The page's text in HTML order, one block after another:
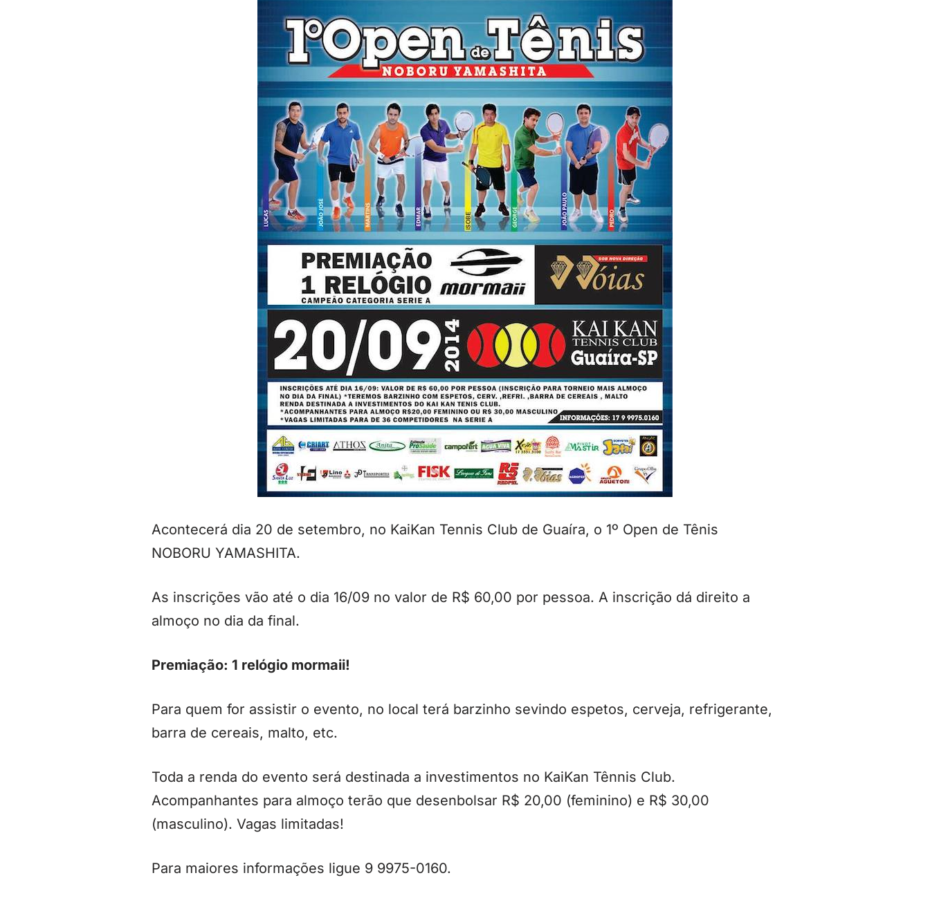
Acontecerá dia 20 de setembro, no KaiKan Tennis Club de Guaíra, o 1º Open de Tênis
NOBORU YAMASHITA.
As inscrições vão até o dia 16/09 no valor de R$ 60,00 por pessoa. A inscrição dá direito a
almoço no dia da final.
Premiação: 1 relógio mormaii!
Para quem for assistir o evento, no local terá barzinho sevindo espetos, cerveja, refrigerante,
barra de cereais, malto, etc.
Toda a renda do evento será destinada a investimentos no KaiKan Tênnis Club.
Acompanhantes para almoço terão que desenbolsar R$ 20,00 (feminino) e R$ 30,00
(masculino). Vagas limitadas!
Para maiores informações ligue 9 9975-0160.